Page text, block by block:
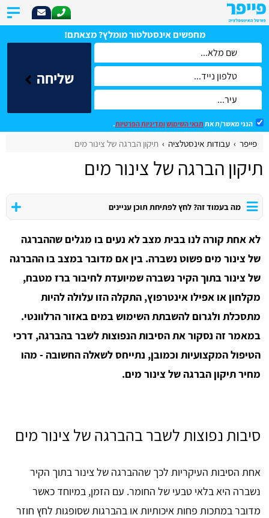
מחפשים אינסטלטור מומלץ? מצאתם!
שליחה
הנני מאשר/ת את תנאי השימושומדיניות הפרטיות.
פייפר עבודות אינסטלציה תיקון הברגה של צינור מים
תיקון הברגה של צינור מים
מה בעמוד זה? לחץ לפתיחת תוכן עניינים
לא אחת קורה לנו בבית מצב לא נעים בו מגלים שההברגה
של צינור מים פשוט נשברה. בין אם מדובר במצב בו ההברגה
של צינור בתוך הקיר נשברה שמיועדת לחיבור ברז מטבח,
מקלחון או אפילו אינטרפוץ, התקלה הזו עלולה להיות
מתסכלת ולגרום להשבתת השימוש במים באזור הרלוונטי.
במאמר זה נסקור את הסיבות הנפוצות לשבר בהברגה, דרכי
הטיפול המקצועיות וכמובן, נתייחס לשאלה החשובה - מהו
מחיר תיקון הברגה של צינור מים.
סיבות נפוצות לשבר בהברגה של צינור מים
אחת הסיבות העיקריות לכך שההברגה של צינור בתוך הקיר
נשברה היא בלאי טבעי של החומר. עם הזמן, במיוחד כאשר
מדובר במתכות פחות איכותיות או בהברגות שסופגות לחץ חוזר